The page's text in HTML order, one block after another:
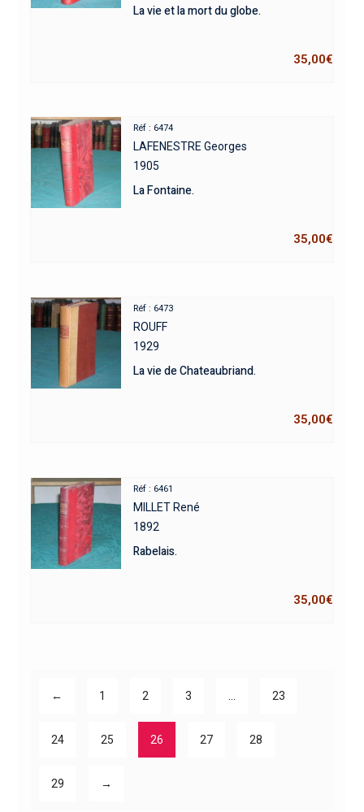
La vie et la mort du globe.
35,00€
Réf : 6474
LAFENESTRE Georges
1905
La Fontaine.
35,00€
Réf : 6473
ROUFF
1929
La vie de Chateaubriand.
35,00€
Réf : 6461
MILLET René
1892
Rabelais.
35,00€
← 1 2 3 23
24 25 26 27 28
29 →